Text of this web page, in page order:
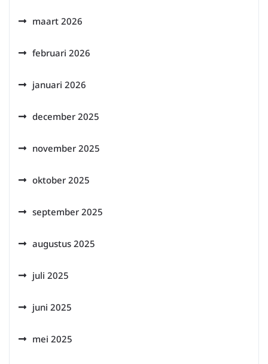
maart 2026
februari 2026
januari 2026
december 2025
november 2025
oktober 2025
september 2025
augustus 2025
juli 2025
juni 2025
mei 2025